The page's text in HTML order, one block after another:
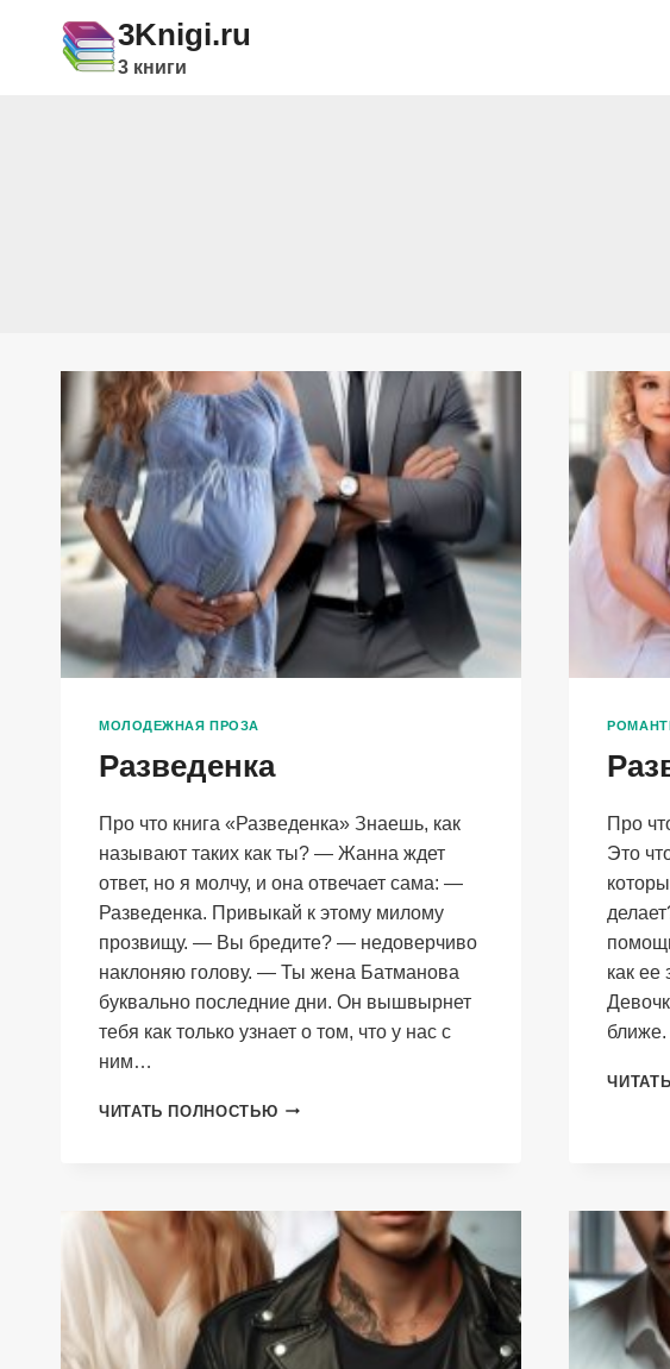
содержимому
3Knigi.ru
3 книги
МОЛОДЕЖНАЯ ПРОЗА
Разведенка
Про что книга «Разведенка» Знаешь, как
называют таких как ты? — Жанна ждет
ответ, но я молчу, и она отвечает сама: —
Разведенка. Привыкай к этому милому
прозвищу. — Вы бредите? — недоверчиво
наклоняю голову. — Ты жена Батманова
буквально последние дни. Он вышвырнет
тебя как только узнает о том, что у нас с
ним…
ЧИТАТЬ ПОЛНОСТЬЮ РАЗВЕДЕНКА
Про
Это
как ее